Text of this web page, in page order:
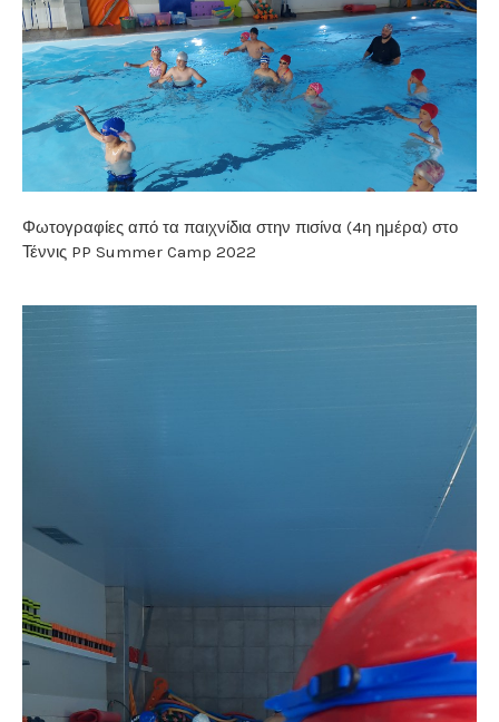
Φωτογραφίες από τα παιχνίδια στην πισίνα (4η ημέρα) στο
Τέννις PP Summer Camp 2022